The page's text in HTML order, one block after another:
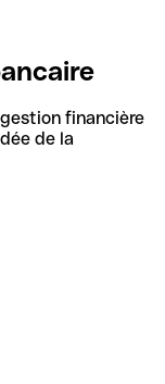
financière
de la